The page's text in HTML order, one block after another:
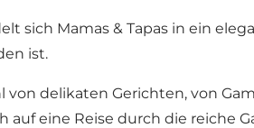
sich Mamas & Tapas in ein
ist.
von delikaten Gerichten, von
auf eine Reise durch die